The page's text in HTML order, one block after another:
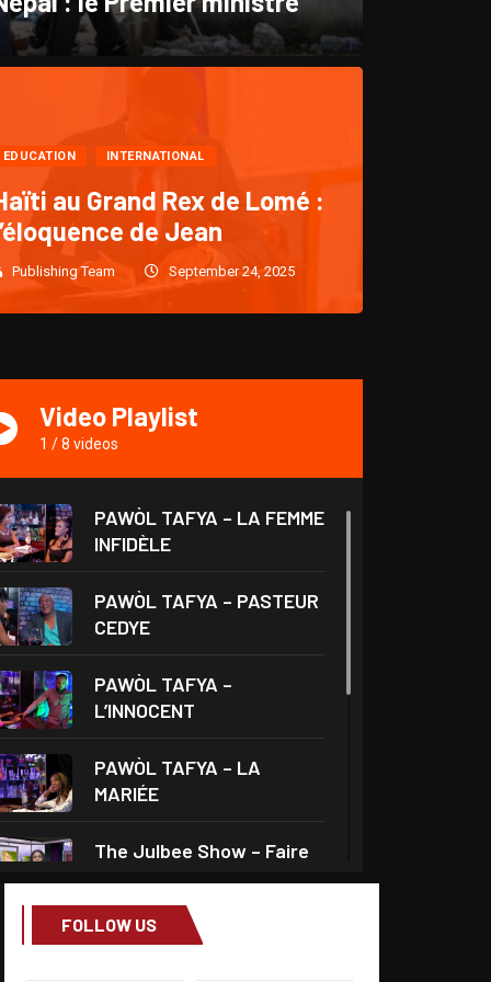
CULTURE
“KLASS : Un retour
après cinq (5)
Publishing Team
EDUCATION INTERNATIONAL
au Grand Rex de Lomé :
de Jean
Publishing Team September 24, 2025
Video Playlist
1 /8 videos
PAWÒL TAFYA – LA FEMME
INFIDÈLE
PAWÒL TAFYA – PASTEUR
CEDYE
PAWÒL TAFYA –
L’INNOCENT
PAWÒL TAFYA – LA
MARIÉE
The Julbee Show – Faire
Droits et Société – Invité
FOLLOW US